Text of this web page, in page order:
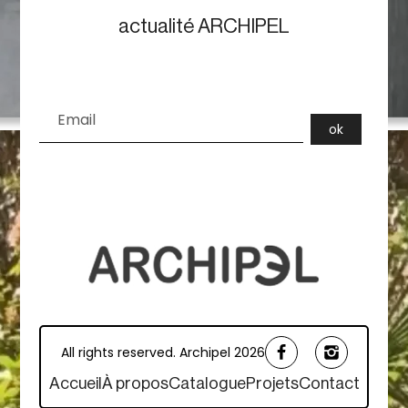
actualité ARCHIPEL
All rights reserved. Archipel 2026
Accueil À proposCatalogueProjetsContact